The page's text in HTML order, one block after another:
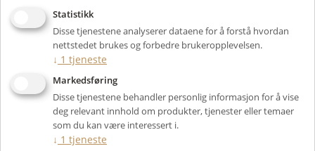
Statistikk
Disse tjenestene analyserer dataene for å forstå hvordan
nettstedet brukes og forbedre brukeropplevelsen.
↓ 1 tjeneste
Markedsføring
Disse tjenestene behandler personlig informasjon for å vise
deg relevant innhold om produkter, tjenester eller temaer
som du kan være interessert i.
↓ 1 tjeneste